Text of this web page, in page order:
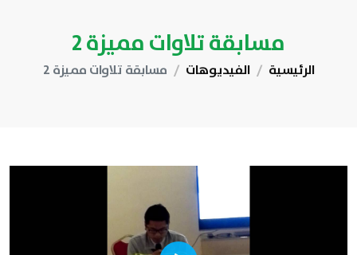
مسابقة تلاوات مميزة 2
الرئيسية الفيديوهات مسابقة تلاوات مميزة 2